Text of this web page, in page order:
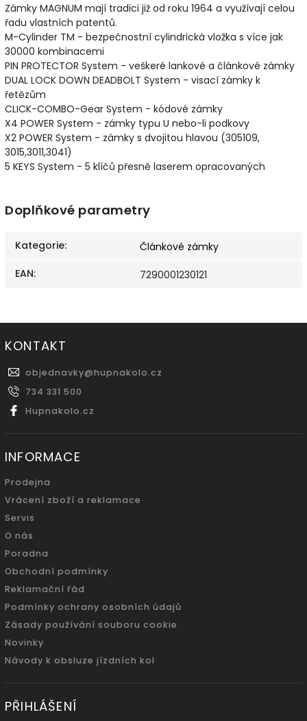
Zámky MAGNUM mají tradici již od roku 1964 a využívají celou
řadu vlastních patentů.
M-Cylinder TM - bezpečnostní cylindrická vložka s více jak
30000 kombinacemi
PIN PROTECTOR System - veškeré lankové a článkové zámky
DUAL LOCK DOWN DEADBOLT System - visací zámky k
řetězům
CLICK-COMBO-Gear System - kódové zámky
X4 POWER System - zámky typu U nebo-li podkovy
X2 POWER System - zámky s dvojitou hlavou (305109,
3015,3011,3041)
5 KEYS System - 5 klíčů přesně laserem opracovaných
Doplňkové parametry
Kategorie:
Článkové zámky
EAN: 7290001230121
KONTAKT
objednavky@hupnakolo.cz
734 331 500
Hupnakolo.cz
INFORMACE
Prodejna
Vrácení zboží a reklamace
Servis
O nás
Poradna
Obchodní podmínky
Reklamační řád
Podmínky ochrany osobních údajů
Zásady používání souboru cookie
Novinky
Návody k obsluze jízdních kol
PŘIHLÁŠENÍ